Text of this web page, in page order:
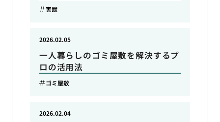
害獣
一人暮らしのゴミ屋敷を解決するプ
ロの活用法
2026.02.05
ゴミ屋敷
2026.02.04